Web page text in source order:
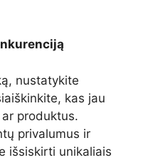
nustatykite
kas jau
produktus.
privalumus ir
išsiskirti unikaliais